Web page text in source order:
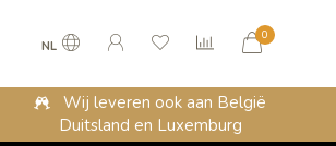
NL
0
Wij leveren ook aan België
Duitsland en Luxemburg